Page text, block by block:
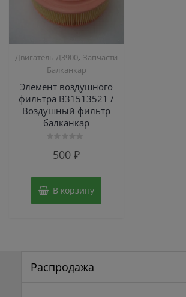
Двигатель Д3900, Запчасти
Балканкар
Элемент воздушного
фильтра В31513521 /
Воздушный фильтр
балканкар
500₽
В корзину
Распродажа